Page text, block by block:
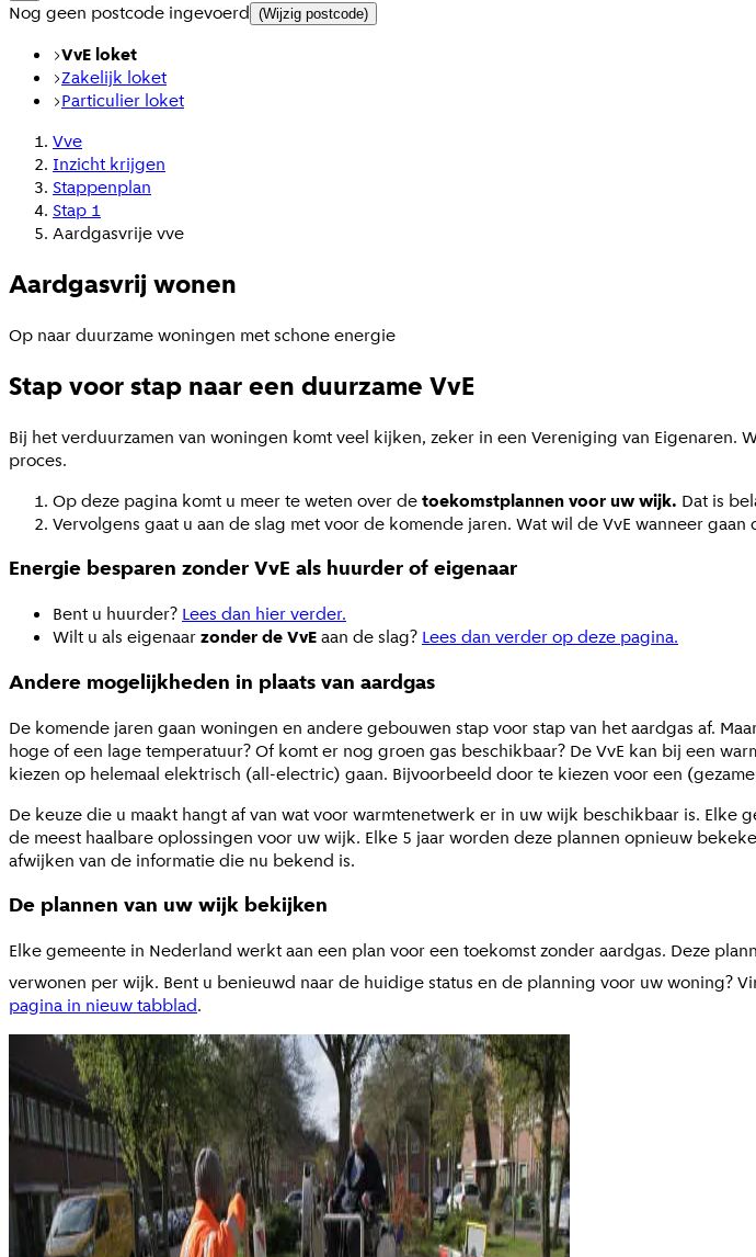
Nog geen postcode ingevoerd (Wijzig postcode)
VvE loket
Zakelijk loket
Particulier loket
Vve
Inzicht krijgen
Stappenplan
Stap 1
Aardgasvrije vve
Aardgasvrij wonen
Op naar duurzame woningen met schone energie
Stap voor stap naar een duurzame VvE
Bij het verduurzamen van woningen komt veel kijken, zeker in een Vereniging van
proces.
Op deze pagina komt u meer te weten over detoekomstplannen voor uw wijk. Dat is
Vervolgens gaat u aan de slag metvoor de komende jaren. Wat wil de VvE wanneer
Energie besparen zonder VvE als huurder of eigenaar
Bent u huurder? Lees dan hier verder.
Wilt u als eigenaarzonder de VvEaan de slag? Lees dan verder op deze pagina.
Andere mogelijkheden in plaats van aardgas
De komende jaren gaan woningen en andere gebouwen stap voor stap van het aardgas af.
hoge of een lage temperatuur? Of komt er nog groen gas beschikbaar? De VvE kan bij een
kiezen op helemaal elektrisch (all-electric) gaan. Bijvoorbeeld door te kiezen voor een
De keuze die u maakt hangt af van wat voor warmtenetwerk er in uw wijk beschikbaar is. Elke
de meest haalbare oplossingen voor uw wijk. Elke 5 jaar worden deze plannen opnieuw
afwijken van de informatie die nu bekend is.
De plannen van uw wijk bekijken
Elke gemeente in Nederland werkt aan een plan voor een toekomst zonder aardgas. Deze
verwonen per wijk. Bent u benieuwd naar de huidige status en de planning voor uw woning?
pagina in nieuw tabblad.